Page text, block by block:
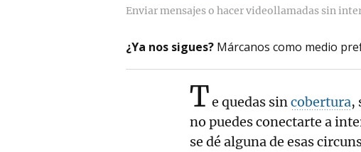
Enviar mensajes o hacer videollamadas sin
¿Ya nos sigues? Márcanos como medio
Te quedas sincobertura,
no puedes conectarte a
se dé alguna de esas